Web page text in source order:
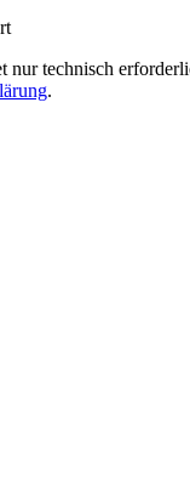
nur technisch
.